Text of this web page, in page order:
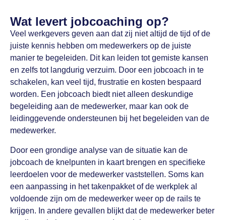
Wat levert jobcoaching op?
Veel werkgevers geven aan dat zij niet altijd de tijd of de
juiste kennis hebben om medewerkers op de juiste
manier te begeleiden. Dit kan leiden tot gemiste kansen
en zelfs tot langdurig verzuim. Door een jobcoach in te
schakelen, kan veel tijd, frustratie en kosten bespaard
worden. Een jobcoach biedt niet alleen deskundige
begeleiding aan de medewerker, maar kan ook de
leidinggevende ondersteunen bij het begeleiden van de
medewerker.
Door een grondige analyse van de situatie kan de
jobcoach de knelpunten in kaart brengen en specifieke
leerdoelen voor de medewerker vaststellen. Soms kan
een aanpassing in het takenpakket of de werkplek al
voldoende zijn om de medewerker weer op de rails te
krijgen. In andere gevallen blijkt dat de medewerker beter